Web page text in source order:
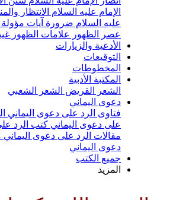
عليه السلامالانتظار والمنتظرون
السلام ضرورة آيات مؤولة بالمهدي عليه
علامات الظهورغيبة الامام عليه
والزيارات
الأدبية
الشعر الشعبي
اليماني
الرد على دعوى اليماني المكتبة
دعوى اليماني كتب الرد على دعوى
الرد على دعوى اليماني محاضرات